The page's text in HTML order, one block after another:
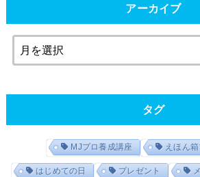
アーカイブ
タグ
MJプロ養成講座 えほん
はじめての日 プレゼント